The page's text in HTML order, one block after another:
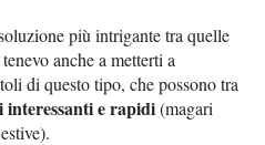
più intrigante tra quelle
anche a metterti a
di questo tipo, che possono tra
interessanti e rapidi(magari